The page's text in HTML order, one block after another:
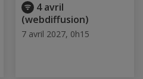
4 avril
(webdiffusion)
7 avril 2027, 0h15